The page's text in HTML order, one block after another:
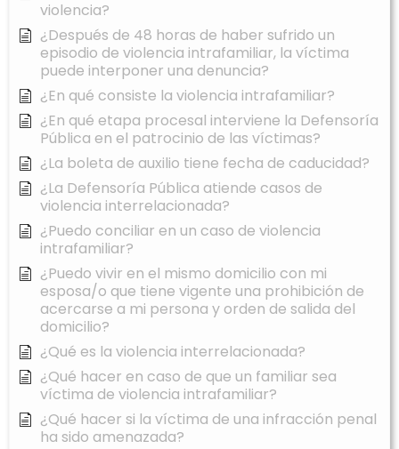
violencia?
¿Después de 48 horas de haber sufrido un
episodio de violencia intrafamiliar, la víctima
puede interponer una denuncia?
¿En qué consiste la violencia intrafamiliar?
¿En qué etapa procesal interviene la Defensoría
Pública en el patrocinio de las víctimas?
¿La boleta de auxilio tiene fecha de caducidad?
¿La Defensoría Pública atiende casos de
violencia interrelacionada?
¿Puedo conciliar en un caso de violencia
intrafamiliar?
¿Puedo vivir en el mismo domicilio con mi
esposa/o que tiene vigente una prohibición de
acercarse a mi persona y orden de salida del
domicilio?
¿Qué es la violencia interrelacionada?
¿Qué hacer en caso de que un familiar sea
víctima de violencia intrafamiliar?
¿Qué hacer si la víctima de una infracción penal
ha sido amenazada?